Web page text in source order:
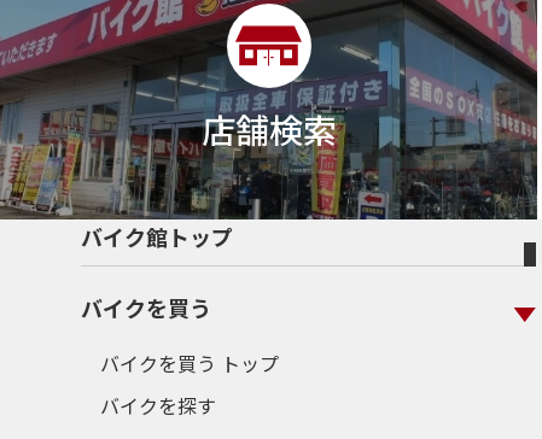
店舗検索
バイク館トップ
バイクを買う
バイクを買う トップ
バイクを探す